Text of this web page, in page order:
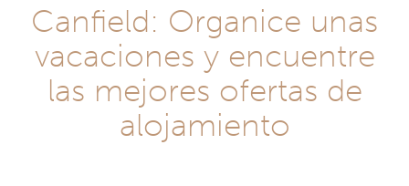
Canfield: Organice unas
vacaciones y encuentre
las mejores ofertas de
alojamiento